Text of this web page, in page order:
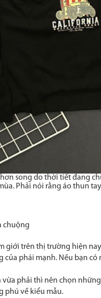
song do thời tiết đang
Phải nói rằng áo thun
chuộng
trên thị trường hiện
của phái mạnh. Nếu bạn
phải thì nên chọn
phú về kiểu mẫu.